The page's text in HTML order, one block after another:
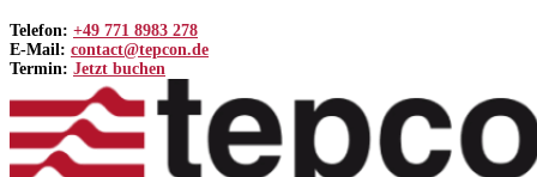
Telefon: +49 771 8983 278
E-Mail: contact@tepcon.de
Termin: Jetzt buchen